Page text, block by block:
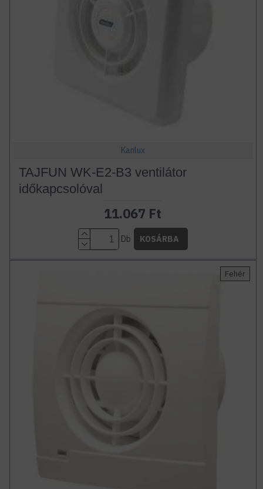
Kanlux
TAJFUN WK-E2-B3 ventilátor
időkapcsolóval
11.067 Ft
Db KOSÁRBA
Fehér